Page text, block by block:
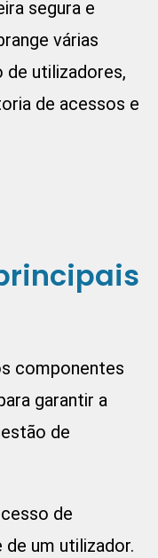
segura e
várias
de utilizadores,
de acessos e
componentes
garantir a
de
de
um utilizador.